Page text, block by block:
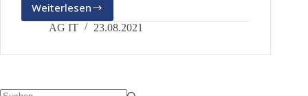
Weiterlesen
„dieBasis“
–
Hoffnung
AG IT 23.08.2021